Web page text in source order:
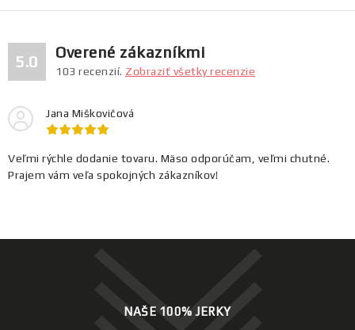
5.0
Overené zákazníkmi
103 recenzií. Zobraziť všetky recenzie
Jana Miškovičová
Veľmi rýchle dodanie tovaru. Mäso odporúčam, veľmi chutné.
Prajem vám veľa spokojných zákazníkov!
NAŠE 100% JERKY